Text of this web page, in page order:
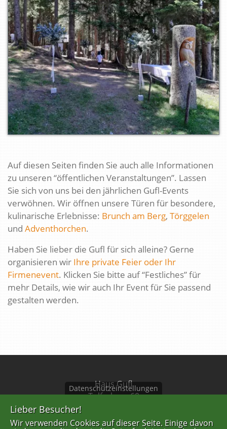
Auf diesen Seiten finden Sie auch alle Informationen
zu unseren “öffentlichen Veranstaltungen”. Lassen
Sie sich von uns bei den jährlichen Gufl-Events
verwöhnen. Wir öffnen unsere Türen für besondere,
kulinarische Erlebnisse: Brunch am Berg, Törggelen
und Adventhorchen.
Haben Sie lieber die Gufl für sich alleine? Gerne
organisieren wir Ihre private Feier oder Ihr
Firmenevent. Klicken Sie bitte auf “Festliches” für
mehr Details, wie wir auch Ihr Event für Sie passend
gestalten werden.
Haus Gufl
Tulferberg 60
Datenschutzeinstellungen
Lieber Besucher!
Wir verwenden Cookies auf dieser Seite. Einige davon